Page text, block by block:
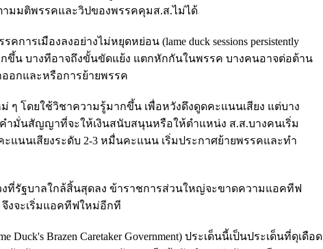
ามมติพรรคและวิปของพรรคคุมส.ส.ไม่ได้
ารเมืองลงอย่างไม่หยุดหย่อน (lame duck sessions persistently
กขึ้น บางทีอาจถึงขั้นขัดแย้ง แตกหักกันในพรรค บางคนอาจต่อต้าน
ออกและหรือการย้ายพรรค
ๆ โดยใช้วิชาความรู้มากขึ้น เพื่อหวังดึงดูดคะแนนเสียง แต่บาง
ำมั่นสัญญาที่จะให้เงินสนับสนุนหรือให้ตำแหน่ง ส.ส.บางคนเริ่ม
นนเสียงระดับ 2-3 หมื่นคะแนน เริ่มประกาศย้ายพรรคและทำ
วงที่รัฐบาลใกล้สิ้นสุดลง ข้าราชการส่วนใหญ่จะขาดความแอคทีฟ
งจะเริ่มแอคทีฟใหม่อีกที
Brazen Caretaker Government) ประเด็นนี้เป็นประเด็นที่ดุเดือด